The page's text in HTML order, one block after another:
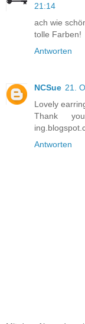
21:14
ach wie
tolle Farben!
Antworten
NCSue 21.
Lovely
Thank
Antworten